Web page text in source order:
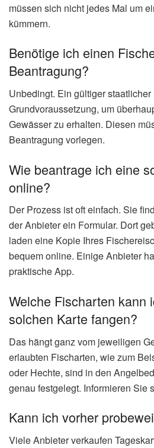
müssen sich nicht jedes Mal um
kümmern.
Benötige ich einen
Beantragung?
Unbedingt. Ein gültiger
Grundvoraussetzung, um
Gewässer zu erhalten. Diesen
Beantragung vorlegen.
Wie beantrage ich eine
online?
Der Prozess ist oft einfach. Sie
der Anbieter ein Formular. Dort
laden eine Kopie Ihres
bequem online. Einige Anbieter
praktische App.
Welche Fischarten kann
solchen Karte fangen?
Das hängt ganz vom jeweiligen
erlaubten Fischarten, wie zum
oder Hechte, sind in den
genau festgelegt. Informieren Sie
Kann ich vorher
Viele Anbieter verkaufen